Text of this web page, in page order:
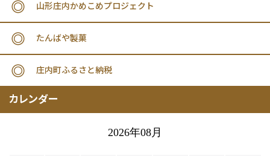
山形庄内かめこめプロジェクト
たんばや製菓
庄内町ふるさと納税
カレンダー
2026年08月